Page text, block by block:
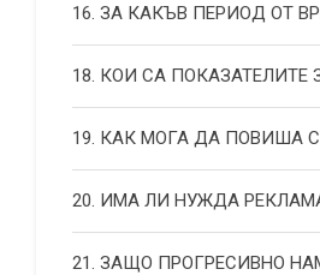
16. ЗА КАКЪВ ПЕРИОД ОТ
18. КОИ СА
19. КАК МОГА ДА ПОВИША
20. ИМА ЛИ НУЖДА
21. ЗАЩО ПРОГРЕСИВНО